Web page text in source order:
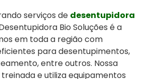
serviços de desentupidora
Bio Soluções é a
em toda a região com
para desentupimentos,
entre outros. Nossa
e utiliza equipamentos